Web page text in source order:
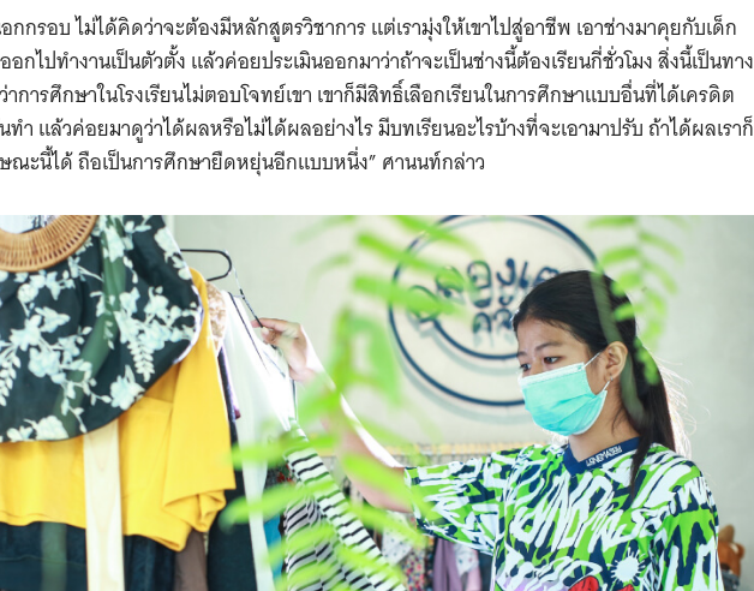
กกรอบ ไม่ได้คิดว่าจะต้องมีหลักสูตรวิชาการ แต่เรามุ่งให้เขาไปสู่อาชีพ เอาช่างมาคุยกับเด็ก
อกไปทำงานเป็นตัวตั้ง แล้วค่อยประเมินออกมาว่าถ้าจะเป็นช่างนี้ต้องเรียนกี่ชั่วโมง สิ่งนี้เป็นทาง
การศึกษาในโรงเรียนไม่ตอบโจทย์เขา เขาก็มีสิทธิ์เลือกเรียนในการศึกษาแบบอื่นที่ได้เครดิต
ทำ แล้วค่อยมาดูว่าได้ผลหรือไม่ได้ผลอย่างไร มีบทเรียนอะไรบ้างที่จะเอามาปรับ ถ้าได้ผลเราก็
ณะนี้ได้ ถือเป็นการศึกษายืดหยุ่นอีกแบบหนึ่ง” ศานนท์กล่าว